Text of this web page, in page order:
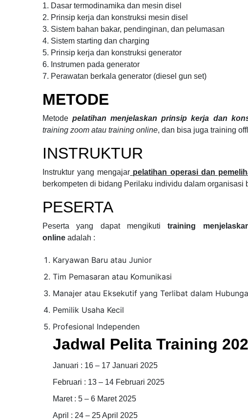
1. Dasar termodinamika dan mesin disel
2. Prinsip kerja dan konstruksi mesin disel
3. Sistem bahan bakar, pendinginan, dan pelumasan
4. Sistem starting dan charging
5. Prinsip kerja dan konstruksi generator
6. Instrumen pada generator
7. Perawatan berkala generator (diesel gun set)
METODE
Metodepelatihan menjelaskan prinsip kerja dan
training zoom atau training online, dan bisa juga training
INSTRUKTUR
Instruktur yang mengajar pelatihan operasi dan
berkompeten di bidang Perilaku individu dalam organisasi
PESERTA
Peserta yang dapat mengikuti
training
online adalah :
Karyawan Baru atau Junior
Tim Pemasaran atau Komunikasi
Manajer atau Eksekutif yang Terlibat dalam
Pemilik Usaha Kecil
Profesional Independen
Jadwal Pelita Training
Januari : 16 – 17 Januari 2025
Februari : 13 – 14 Februari 2025
Maret : 5 – 6 Maret 2025
April : 24 – 25 April 2025